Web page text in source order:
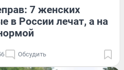
7 женских
в России лечат, а на
Обсудить